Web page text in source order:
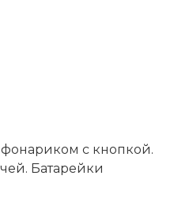
с кнопкой.
Батарейки